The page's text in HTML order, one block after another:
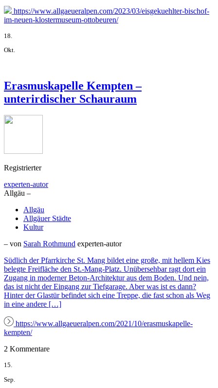
https://www.allgaeueralpen.com/2023/03/eisgekuehlter-bischof-
im-neuen-klostermuseum-ottobeuren/
18.
Okt.
Erasmuskapelle Kempten –
unterirdischer Schauraum
Registrierter
experten-autor
Allgäu –
Allgäu
Allgäuer Städte
Kultur
– von Sarah Rothmund experten-autor
Südlich der Pfarrkirche St. Mang bildet eine große, mit hellem Kies
belegte Freifläche den St.-Mang-Platz. Unübersehbar ragt dort ein
Zugang in moderner Beton-Architektur aus dem Boden. Und nein,
das ist nicht der Eingang zur Tiefgarage. Aber was ist es dann?
Hinter der Glastür befindet sich eine Treppe, die fast schon als Weg
in eine andere […]
https://www.allgaeueralpen.com/2021/10/erasmuskapelle-
kempten/
2 Kommentare
15.
Sep.